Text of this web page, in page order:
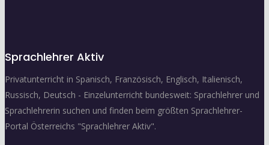
Sprachlehrer Aktiv
Privatunterricht in Spanisch, Französisch, Englisch, Italienisch,
Russisch, Deutsch - Einzelunterricht bundesweit: Sprachlehrer und
Sprachlehrerin suchen und finden beim größten Sprachlehrer-
Portal Österreichs "Sprachlehrer Aktiv".